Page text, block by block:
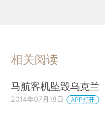
相关阅读
马航客机坠毁乌克兰
2014年07月18日 APP打开